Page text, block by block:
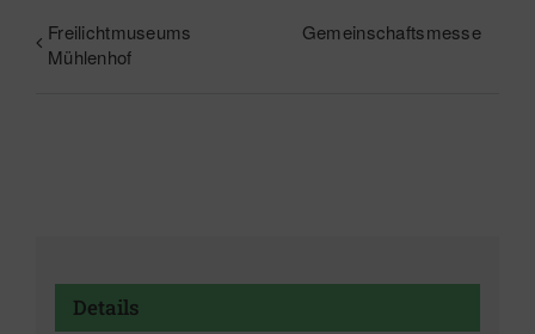
Freilichtmuseums
Mühlenhof
Gemeinschaftsmesse
Details